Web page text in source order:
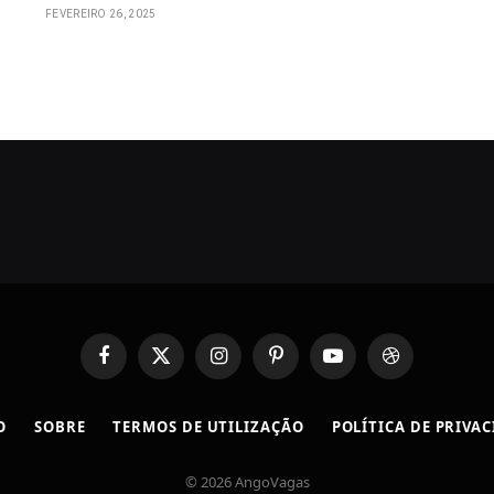
FEVEREIRO 26, 2025
FacebookX
(Twitter)
InstagramPinterestYouTubeDribbble
SOBRE TERMOS DE UTILIZAÇÃO POLÍTICA DE
© 2026 AngoVagas